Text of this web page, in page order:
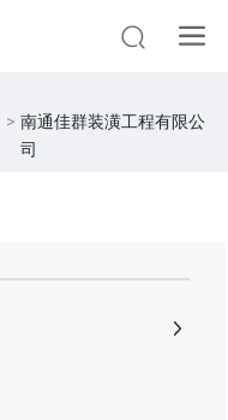
南通佳群装潢工程有限公
司